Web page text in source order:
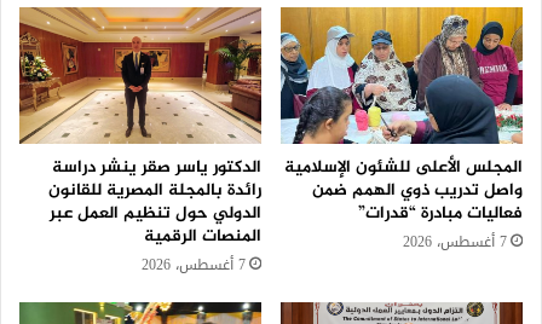
المجلس الأعلى للشئون الإسلامية
واصل تدريب ذوي الهمم ضمن
فعاليات مبادرة “قدرات”
7 أغسطس، 2026
الدكتور ياسر صقر ينشر دراسة
رائدة بالمجلة المصرية للقانون
الدولي حول تنظيم العمل عبر
المنصات الرقمية
7 أغسطس، 2026